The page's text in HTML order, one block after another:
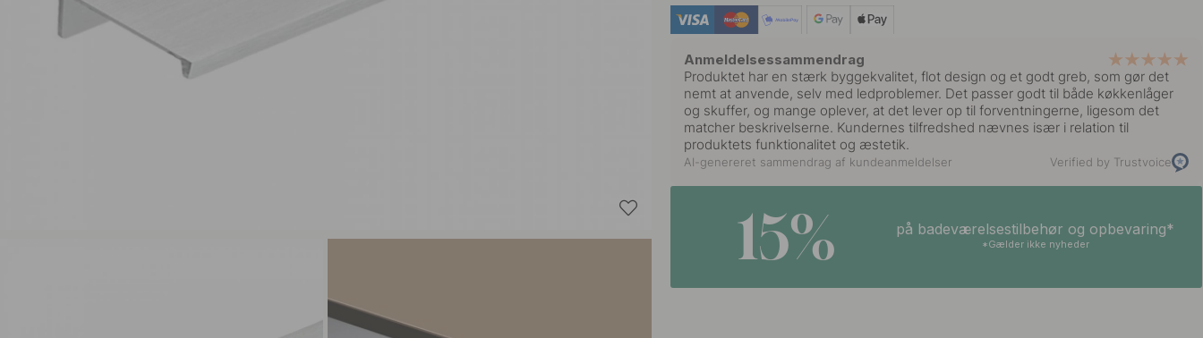
Sort
Anmeldelsessammendrag
Produktet har en stærk byggekvalitet, flot design og et godt greb, som gør det
nemt at anvende, selv med ledproblemer. Det passer godt til både køkkenlåger
og skuffer, og mange oplever, at det lever op til forventningerne, ligesom det
matcher beskrivelserne. Kundernes tilfredshed nævnes især i relation til
produktets funktionalitet og æstetik.
AI-genereret sammendrag af kundeanmeldelser Verified by Trustvoice
15% på badeværelsestilbehør og opbevaring*
*Gælder ikke nyheder